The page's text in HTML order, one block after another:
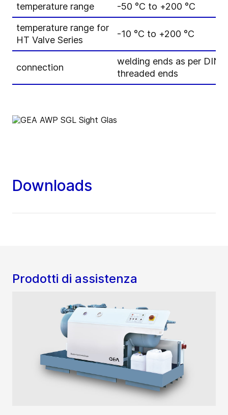
temperature range
-50 °C to +200 °C
temperature range for
HT Valve Series
-10 °C to +200 °C
connection
welding ends as per DIN
threaded ends
Downloads
Prodotti di assistenza